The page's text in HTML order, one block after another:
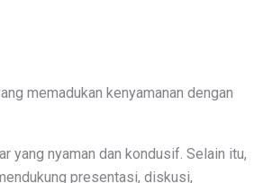
memadukan kenyamanan dengan
yang nyaman dan kondusif. Selain itu,
presentasi, diskusi,